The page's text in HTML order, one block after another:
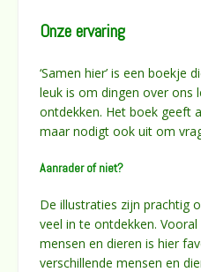
Onze ervaring
‘Samen hier’ is een boekje
leuk is om dingen over ons
ontdekken. Het boek geeft
maar nodigt ook uit om
Aanrader of niet?
De illustraties zijn prachtig
veel in te ontdekken.
mensen en dieren is hier
verschillende mensen en